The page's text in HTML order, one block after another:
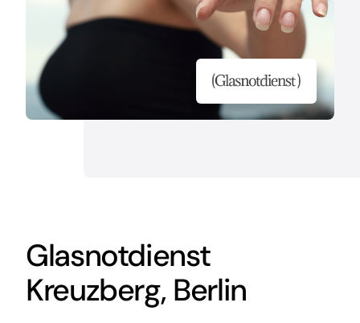
Glasnotdienst
Kreuzberg, Berlin